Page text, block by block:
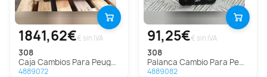
1841,62€€ sin IVA
308
Caja Cambios Para Peugeot 308
4889072
91,25€€ sin IVA
308
Palanca Cambio Para Peugeot 308
4889082